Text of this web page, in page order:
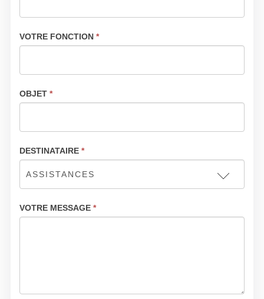
VOTRE FONCTION *
OBJET *
DESTINATAIRE *
VOTRE MESSAGE *